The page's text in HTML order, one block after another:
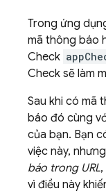
Trong ứng
mã thông báo
Check
Check sẽ làm
Sau khi có mã
báo đó cùng
của bạn. Bạn
việc này, nhưng
báo trong URL
vì điều này